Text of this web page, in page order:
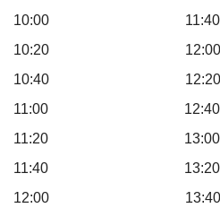
10:00
10:20
10:40
11:00
11:20
11:40
12:00